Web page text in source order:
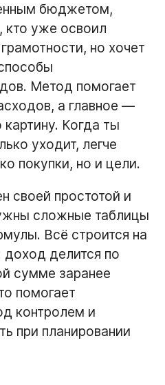
бюджетом,
кто уже освоил
но хочет
Метод помогает
а главное —
Когда ты
уходит, легче
покупки, но и цели.
своей простотой и
сложные таблицы
Всё строится на
доход делится по
сумме заранее
помогает
контролем и
при планировании